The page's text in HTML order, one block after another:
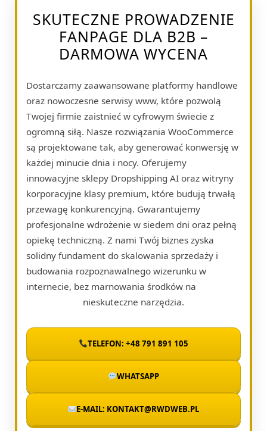
SKUTECZNE PROWADZENIE
FANPAGE DLA B2B –
DARMOWA WYCENA
Dostarczamy zaawansowane platformy handlowe
oraz nowoczesne serwisy www, które pozwolą
Twojej firmie zaistnieć w cyfrowym świecie z
ogromną siłą. Nasze rozwiązania WooCommerce
są projektowane tak, aby generować konwersję w
każdej minucie dnia i nocy. Oferujemy
innowacyjne sklepy Dropshipping AI oraz witryny
korporacyjne klasy premium, które budują trwałą
przewagę konkurencyjną. Gwarantujemy
profesjonalne wdrożenie w siedem dni oraz pełną
opiekę techniczną. Z nami Twój biznes zyska
solidny fundament do skalowania sprzedaży i
budowania rozpoznawalnego wizerunku w
internecie, bez marnowania środków na
nieskuteczne narzędzia.
TELEFON: +48 791 891 105
WHATSAPP
E-MAIL: KONTAKT@RWDWEB.PL